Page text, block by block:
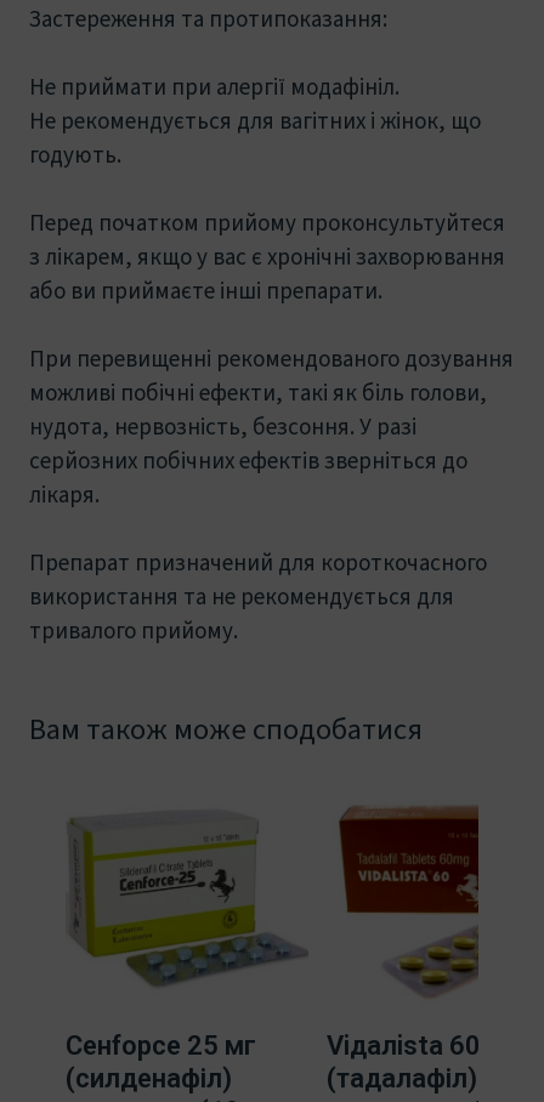
Застереження та протипоказання:
Не приймати при алергії модафініл.
Не рекомендується для вагітних і жінок, що
годують.
Перед початком прийому проконсультуйтеся
з лікарем, якщо у вас є хронічні захворювання
або ви приймаєте інші препарати.
При перевищенні рекомендованого дозування
можливі побічні ефекти, такі як біль голови,
нудота, нервозність, безсоння. У разі
серйозних побічних ефектів зверніться до
лікаря.
Препарат призначений для короткочасного
використання та не рекомендується для
тривалого прийому.
Вам також може сподобатися
Ceнfорce 25 мг
(силденафіл)
Viдaлista 60 мг
(тадалафіл)